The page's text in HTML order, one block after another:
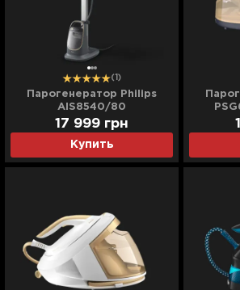
(1)
Парогенератор Philips
AIS8540/80
Купить
17 999 грн